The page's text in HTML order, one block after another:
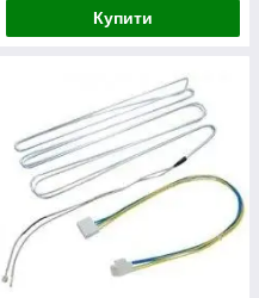
Купити